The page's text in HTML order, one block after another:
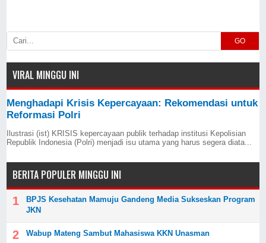
GO
VIRAL MINGGU INI
Menghadapi Krisis Kepercayaan: Rekomendasi untuk
Reformasi Polri
Ilustrasi (ist) KRISIS kepercayaan publik terhadap institusi Kepolisian
Republik Indonesia (Polri) menjadi isu utama yang harus segera diata...
BERITA POPULER MINGGU INI
BPJS Kesehatan Mamuju Gandeng Media Sukseskan Program
JKN
Wabup Mateng Sambut Mahasiswa KKN Unasman